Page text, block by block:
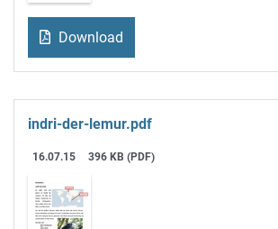
Download
indri-der-lemur.pdf
16.07.15 396 KB (PDF)